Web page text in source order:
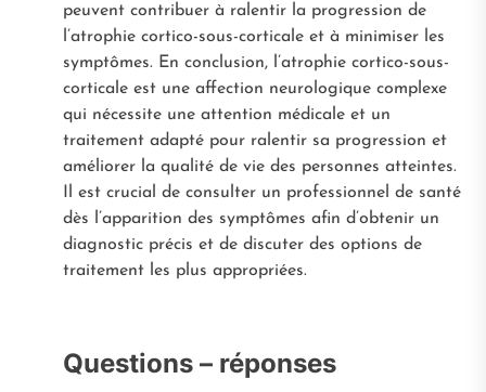
peuvent contribuer à ralentir la progression de
l’atrophie cortico-sous-corticale et à minimiser les
symptômes. En conclusion, l’atrophie cortico-sous-
corticale est une affection neurologique complexe
qui nécessite une attention médicale et un
traitement adapté pour ralentir sa progression et
améliorer la qualité de vie des personnes atteintes.
Il est crucial de consulter un professionnel de santé
dès l’apparition des symptômes afin d’obtenir un
diagnostic précis et de discuter des options de
traitement les plus appropriées.
Questions – réponses